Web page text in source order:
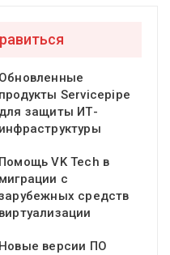
Обновленные
продукты Servicepipe
для защиты ИТ-
инфраструктуры
Помощь VK Tech в
миграции с
средств
виртуализации
Новые версии ПО